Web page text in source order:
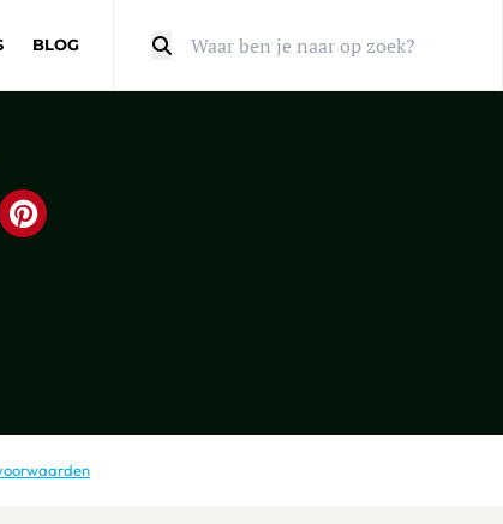
BLOG
Facebook
naar Instagram
Ga naar Pinterest